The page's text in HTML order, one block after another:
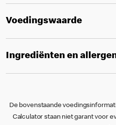
Voedingswaarde
Ingrediënten en
De bovenstaande
Calculator staan niet garant voor